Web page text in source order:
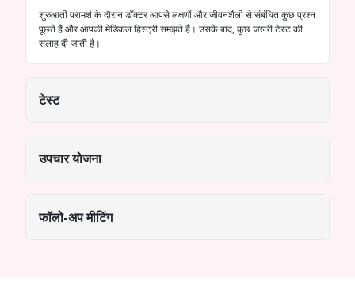
शुरुआती परामर्श के दौरान डॉक्टर आपसे लक्षणों और जीवनशैली से संबंधित कुछ प्रश्न
पूछते हैं और आपकी मेडिकल हिस्ट्री समझते हैं। उसके बाद, कुछ जरूरी टेस्ट की
सलाह दी जाती है।
टेस्ट
उपचार योजना
फॉलो-अप मीटिंग